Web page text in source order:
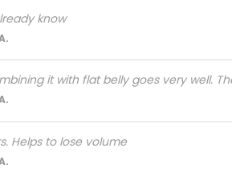
know
it with flat belly goes very well.
Helps to lose volume